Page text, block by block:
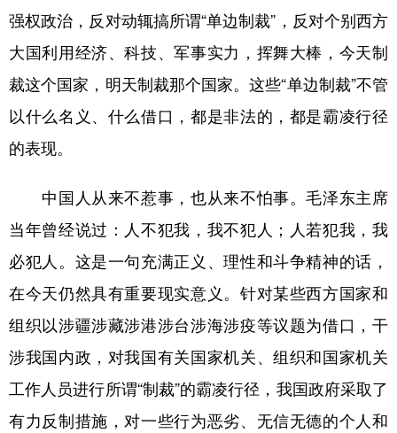
强权政治，反对动辄搞所谓“单边制裁”，反对个别西方
大国利用经济、科技、军事实力，挥舞大棒，今天制
裁这个国家，明天制裁那个国家。这些“单边制裁”不管
以什么名义、什么借口，都是非法的，都是霸凌行径
的表现。
中国人从来不惹事，也从来不怕事。毛泽东主席
当年曾经说过：人不犯我，我不犯人；人若犯我，我
必犯人。这是一句充满正义、理性和斗争精神的话，
在今天仍然具有重要现实意义。针对某些西方国家和
组织以涉疆涉藏涉港涉台涉海涉疫等议题为借口，干
涉我国内政，对我国有关国家机关、组织和国家机关
工作人员进行所谓“制裁”的霸凌行径，我国政府采取了
有力反制措施，对一些行为恶劣、无信无德的个人和